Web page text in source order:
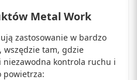
Metal Work
zastosowanie w bardzo
wszędzie tam, gdzie
kontrola ruchu i
powietrza: